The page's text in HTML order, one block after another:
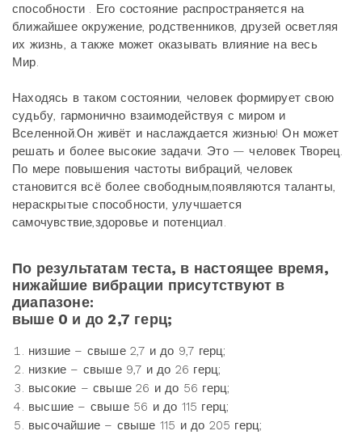
способности . Его состояние распространяется на
ближайшее окружение, родственников, друзей осветляя
их жизнь, а также может оказывать влияние на весь
Мир.
Находясь в таком состоянии, человек формирует свою
судьбу, гармонично взаимодействуя с миром и
Вселенной.Он живёт и наслаждается жизнью! Он может
решать и более высокие задачи. Это — человек Творец.
По мере повышения частоты вибраций, человек
становится всё более свободным,появляются таланты,
нераскрытые способности, улучшается
самочувствие,здоровье и потенциал.
По результатам теста, в настоящее время,
нижайшие вибрации присутствуют в
диапазоне:
выше 0 и до 2,7 герц;
низшие – свыше 2,7 и до 9,7 герц;
низкие – свыше 9,7 и до 26 герц;
высокие – свыше 26 и до 56 герц;
высшие – свыше 56 и до 115 герц;
высочайшие – свыше 115 и до 205 герц;